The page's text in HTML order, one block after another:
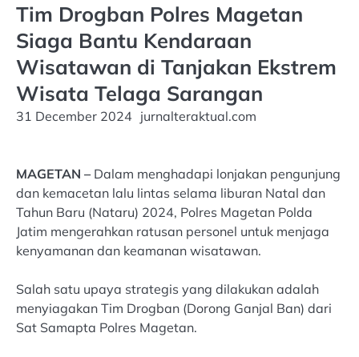
Tim Drogban Polres Magetan
Siaga Bantu Kendaraan
Wisatawan di Tanjakan Ekstrem
Wisata Telaga Sarangan
31 December 2024 jurnalteraktual.com
MAGETAN –Dalam menghadapi lonjakan pengunjung
dan kemacetan lalu lintas selama liburan Natal dan
Tahun Baru (Nataru) 2024, Polres Magetan Polda
Jatim mengerahkan ratusan personel untuk menjaga
kenyamanan dan keamanan wisatawan.
Salah satu upaya strategis yang dilakukan adalah
menyiagakan Tim Drogban (Dorong Ganjal Ban) dari
Sat Samapta Polres Magetan.